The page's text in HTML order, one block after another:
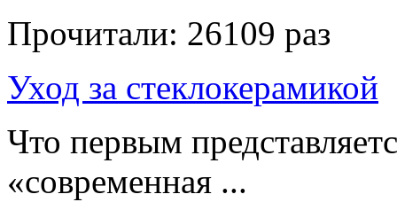
Прочитали: 26109 раз
Уход за стеклокерамикой
Что первым
«современная ...